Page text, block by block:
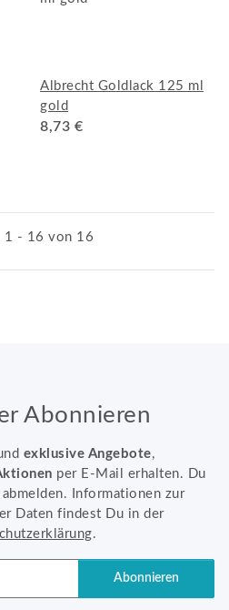
Albrecht Goldlack 125 ml
gold
8,73 €
1 - 16 von 16
Abonnieren
exklusive Angebote,
per E-Mail erhalten. Du
Informationen zur
Daten findest Du in der
.
Abonnieren